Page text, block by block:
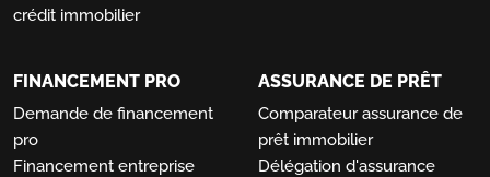
crédit immobilier
FINANCEMENT PRO
Demande de financement
pro
Financement entreprise
ASSURANCE DE PRÊT
Comparateur assurance de
prêt immobilier
Délégation d'assurance